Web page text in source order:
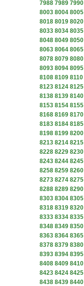
7988 7989 7990
8003 8004 8005
8018 8019 8020
8033 8034 8035
8048 8049 8050
8063 8064 8065
8078 8079 8080
8093 8094 8095
8108 8109 8110
8123 8124 8125
8138 8139 8140
8153 8154 8155
8168 8169 8170
8183 8184 8185
8198 8199 8200
8213 8214 8215
8228 8229 8230
8243 8244 8245
8258 8259 8260
8273 8274 8275
8288 8289 8290
8303 8304 8305
8318 8319 8320
8333 8334 8335
8348 8349 8350
8363 8364 8365
8378 8379 8380
8393 8394 8395
8408 8409 8410
8423 8424 8425
8438 8439 8440